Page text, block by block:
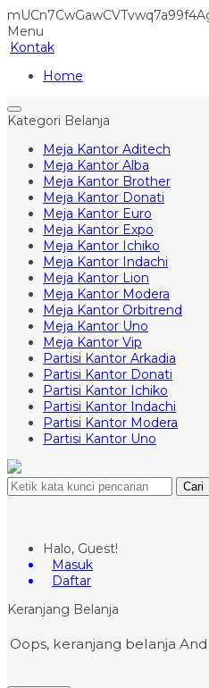
Menu
Kontak
Home
Kategori Belanja
Meja Kantor Aditech
Meja Kantor Alba
Meja Kantor Brother
Meja Kantor Donati
Meja Kantor Euro
Meja Kantor Expo
Meja Kantor Ichiko
Meja Kantor Indachi
Meja Kantor Lion
Meja Kantor Modera
Meja Kantor Orbitrend
Meja Kantor Uno
Meja Kantor Vip
Partisi Kantor Arkadia
Partisi Kantor Donati
Partisi Kantor Ichiko
Partisi Kantor Indachi
Partisi Kantor Modera
Partisi Kantor Uno
Cari
Halo, Guest!
Masuk
Daftar
Keranjang Belanja
Oops, keranjang belanja